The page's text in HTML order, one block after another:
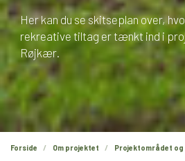
Her kan du se skitseplan over,
rekreative tiltag er tænkt ind i
Røjkær.
Forside Om projektet Projektområdet